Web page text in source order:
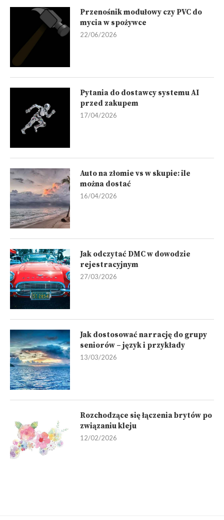
Przenośnik modułowy czy PVC do
mycia w spożywce
22/06/2026
Pytania do dostawcy systemu AI
przed zakupem
17/04/2026
Auto na złomie vs w skupie: ile
można dostać
16/04/2026
Jak odczytać DMC w dowodzie
rejestracyjnym
27/03/2026
Jak dostosować narrację do grupy
seniorów – język i przykłady
13/03/2026
Rozchodzące się łączenia brytów po
związaniu kleju
12/02/2026